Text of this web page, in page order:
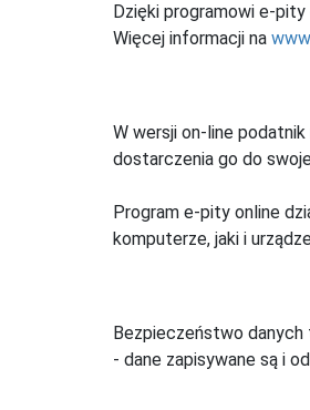
Dzięki programowi e-
Więcej informacji na
W wersji on-line
dostarczenia go do
Program e-pity online
komputerze, jaki i
Bezpieczeństwo danych
- dane zapisywane są i